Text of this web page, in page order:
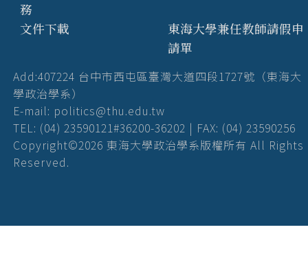
務
文件下載
東海大學兼任教師請假申
請單
Add:407224 台中市西屯區臺灣大道四段1727號（東海大
學政治學系）
E-mail: politics@thu.edu.tw
TEL: (04) 23590121#36200-36202 | FAX: (04) 23590256
Copyright©2026 東海大學政治學系版權所有 All Rights
Reserved.